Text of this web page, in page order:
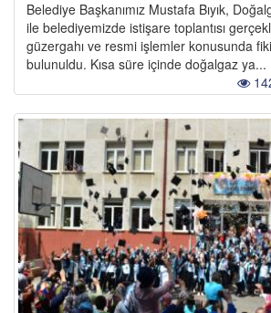
Belediye Başkanımız Mustafa Bıyık,
ile belediyemizde istişare toplantısı
güzergahı ve resmi işlemler konusunda
bulunuldu. Kısa süre içinde doğalgaz ya...